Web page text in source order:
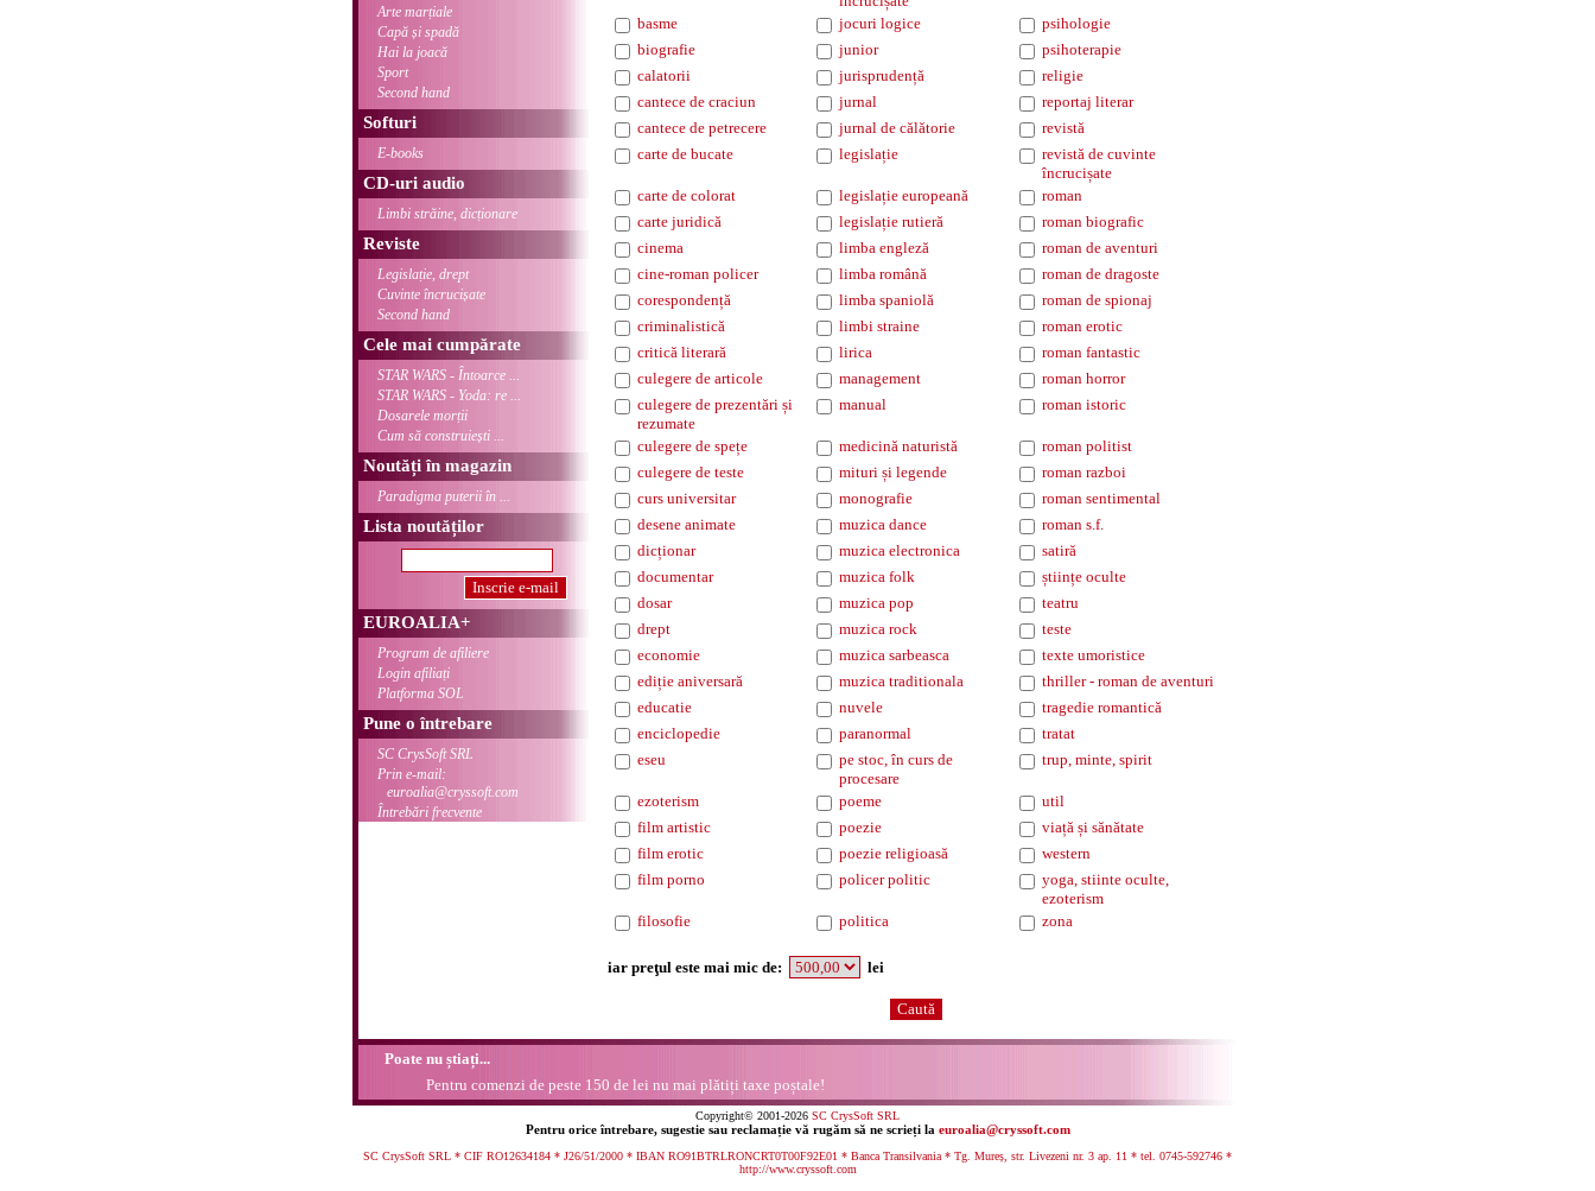
Arte marțiale
Capă și spadă
Hai la joacă
Sport
Second hand
Softuri
E-books
CD-uri audio
Limbi străine, dicționare
Reviste
Legislație, drept
Cuvinte încrucișate
Second hand
Cele mai cumpărate
STAR WARS - Întoarce ...
STAR WARS - Yoda: re ...
Dosarele morții
Cum să construiești ...
Noutăți în magazin
Paradigma puterii în ...
Lista noutăților
EUROALIA+
Program de afiliere
Login afiliați
Platforma SOL
Pune o întrebare
SC CrysSoft SRL
Prin e-mail:
euroalia@cryssoft.com
Întrebări frecvente
basme jocuri logice
psihologie
biografie
junior
psihoterapie
calatorii
jurisprudență
religie
cantece de craciun
jurnal
reportaj literar
cantece de petrecere
jurnal de călătorie
revistă
carte de bucate
legislație
revistă de cuvinte
încrucișate
carte de colorat
legislație europeană
roman
carte juridică
legislație rutieră
roman biografic
cinema
limba engleză
roman de aventuri
cine-roman policer
limba română
roman de dragoste
corespondență
limba spaniolă
roman de spionaj
criminalistică
limbi straine
roman erotic
critică literară
lirica
roman fantastic
culegere de articole
management
roman horror
culegere de prezentări și
rezumate
manual roman istoric
culegere de spețe medicină naturistă
roman politist
culegere de teste
mituri și legende
roman razboi
curs universitar
monografie
roman sentimental
desene animate
muzica dance
roman s.f.
dicționar
muzica electronica
satiră
documentar
muzica folk
științe oculte
dosar
muzica pop
teatru
drept
muzica rock
teste
economie
muzica sarbeasca
texte umoristice
ediție aniversară
muzica traditionala
thriller - roman de aventuri
educatie
nuvele
tragedie romantică
enciclopedie
paranormal
tratat
eseu
pe stoc, în curs de
procesare
trup, minte, spirit
ezoterism poeme
util
film artistic
poezie
viață și sănătate
film erotic
poezie religioasă
western
film porno
policer politic
yoga, stiinte oculte,
ezoterism
filosofie
politica zona
iar preţul este mai mic de: lei
Poate nu știați...
Pentru comenzi de peste 150 de lei nu mai plătiți taxe poștale!
Copyright© 2001-2026 SC CrysSoft SRL
Pentru orice întrebare, sugestie sau reclamație vă rugăm să ne scrieți la euroalia@cryssoft.com
SC CrysSoft SRL * CIF RO12634184 * J26/51/2000 * IBAN RO91BTRLRONCRT0T00F92E01 * Banca Transilvania * Tg. Mureș, str. Livezeni nr. 3 ap. 11 * tel. 0745-592746 *
http://www.cryssoft.com